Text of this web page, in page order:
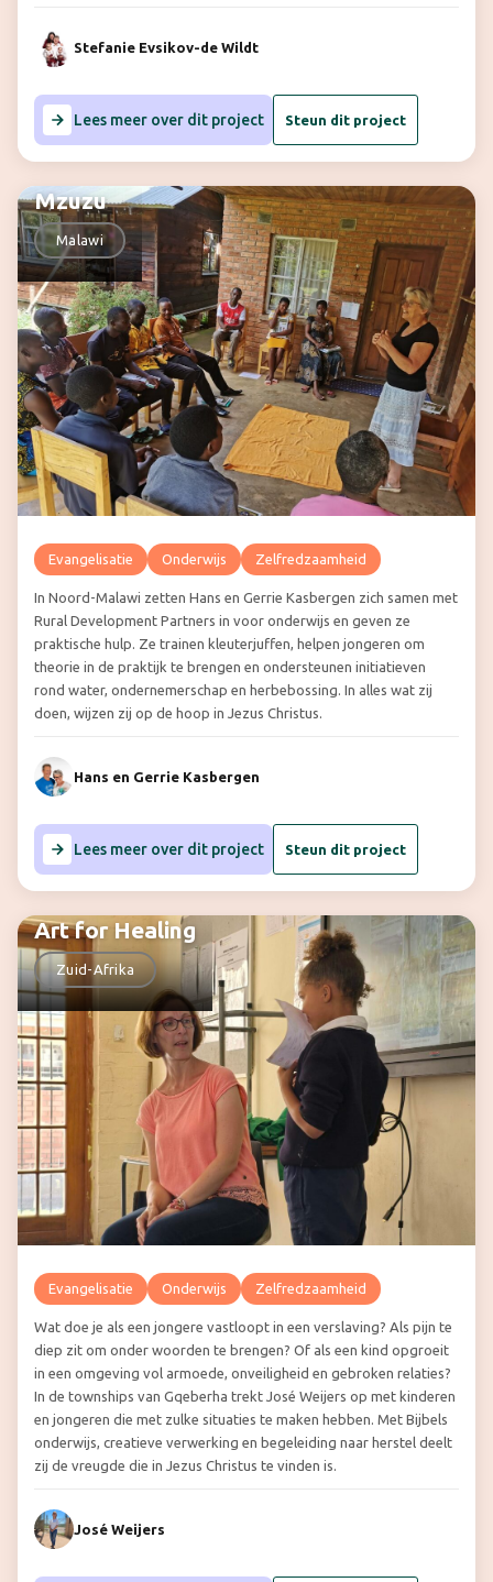
Stefanie Evsikov-de Wildt
Lees meer over dit project Steun dit project
Mzuzu
Malawi
Evangelisatie Onderwijs Zelfredzaamheid
In Noord-Malawi zetten Hans en Gerrie Kasbergen zich samen met
Rural Development Partners in voor onderwijs en geven ze
praktische hulp. Ze trainen kleuterjuffen, helpen jongeren om
theorie in de praktijk te brengen en ondersteunen initiatieven
rond water, ondernemerschap en herbebossing. In alles wat zij
doen, wijzen zij op de hoop in Jezus Christus.
Hans en Gerrie Kasbergen
Lees meer over dit project Steun dit project
Art for Healing
Zuid-Afrika
Evangelisatie Onderwijs Zelfredzaamheid
Wat doe je als een jongere vastloopt in een verslaving? Als pijn te
diep zit om onder woorden te brengen? Of als een kind opgroeit
in een omgeving vol armoede, onveiligheid en gebroken relaties?
In de townships van Gqeberha trekt José Weijers op met kinderen
en jongeren die met zulke situaties te maken hebben. Met Bijbels
onderwijs, creatieve verwerking en begeleiding naar herstel deelt
zij de vreugde die in Jezus Christus te vinden is.
José Weijers